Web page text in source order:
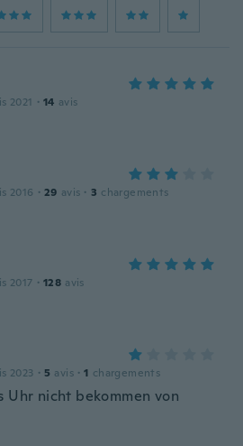
2021 · 14 avis
2016 · 29 avis · 3 chargements
2017 · 128 avis
2023 · 5 avis · 1 chargements
Uhr nicht bekommen von